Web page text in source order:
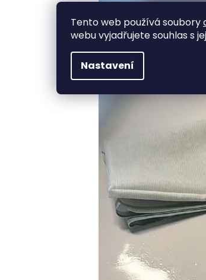
Tento web používá soubory
webu vyjadřujete souhlas s
Nastavení